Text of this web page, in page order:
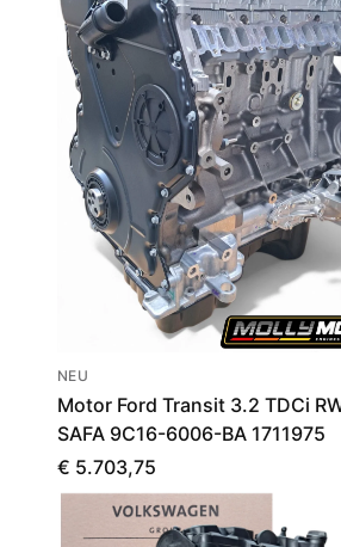
NEU
Motor Ford Transit 3.2 TDCi
SAFA 9C16-6006-BA 1711975
€ 5.703,75